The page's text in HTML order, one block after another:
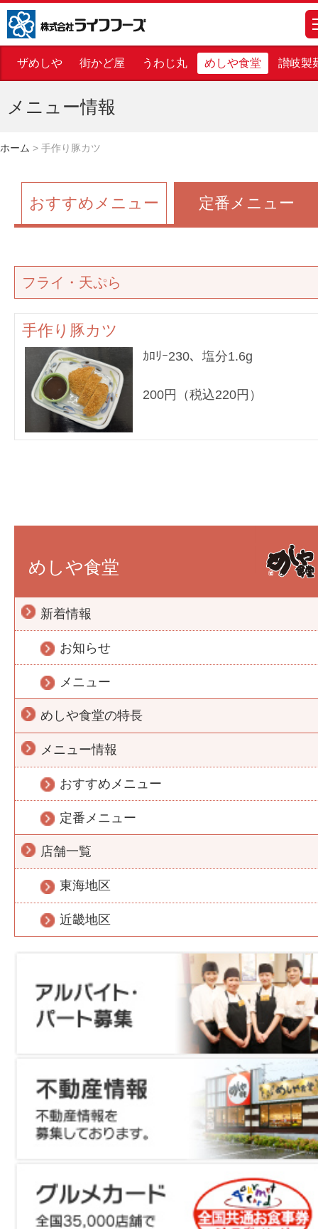
株式会社ライフフーズ
ザめしや 街かど屋 うわじ丸 めしや食堂 讃岐製
メニュー情報
ホーム > 手作り豚カツ
おすすめメニュー 定番メニュー
フライ・天ぷら
手作り豚カツ
ｶﾛﾘｰ230、塩分1.6g
200円（税込220円）
めしや食堂
新着情報
お知らせ
メニュー
めしや食堂の特長
メニュー情報
おすすめメニュー
定番メニュー
店舗一覧
東海地区
近畿地区